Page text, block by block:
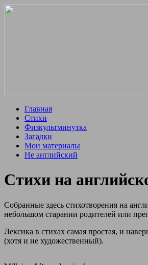
Главная
Стихи
Физкультминутка
Загадки
Мои материалы
Не английский
Стихи на
Собранные здесь стихотворения на
небольшом старании родителей или
Лексика в стихах самая простая, и
(хотя и не художественный).